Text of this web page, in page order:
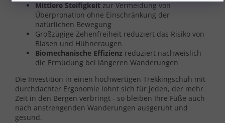
Mittlere Steifigkeit zur Vermeidung von
Überpronation ohne Einschränkung der
natürlichen Bewegung
Großzügige Zehenfreiheit reduziert das Risiko von
Blasen und Hühneraugen
Biomechanische Effizienz reduziert nachweislich
die Ermüdung bei längeren Wanderungen
Die Investition in einen hochwertigen Trekkingschuh mit
durchdachter Ergonomie lohnt sich für jeden, der mehr
Zeit in den Bergen verbringt - so bleiben Ihre Füße auch
nach anstrengenden Wanderungen ausgeruht und
gesund.